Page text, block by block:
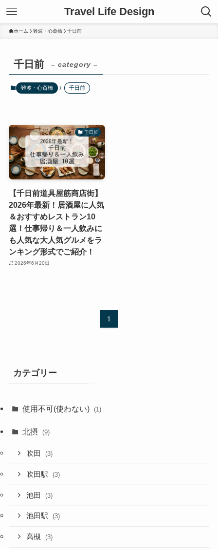
Travel Life Design
ホーム 難波・心斎橋 千日前
千日前 – category –
難波・心斎橋 千日前
千日前
【千日前道具屋筋商店街】
2026年最新！居酒屋に人気
＆おすすめレストラン10
選！仕事帰り＆一人飲みに
も人気な大人気グルメをラ
ンキング形式でご紹介！
2026年6月20日
1
カテゴリー
使用不可(使わない) (1)
北摂 (9)
吹田 (3)
吹田駅 (3)
池田 (3)
池田駅 (3)
高槻 (3)